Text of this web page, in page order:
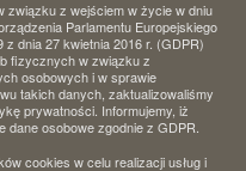
związku z wejściem w życie w dniu
Parlamentu Europejskiego
z dnia 27 kwietnia 2016 r. (GDPR)
fizycznych w związku z
osobowych i w sprawie
takich danych, zaktualizowaliśmy
prywatności. Informujemy, iż
dane osobowe zgodnie z GDPR.
cookies w celu realizacji usług i